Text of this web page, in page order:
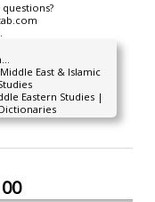
East & Islamic
Eastern Studies |